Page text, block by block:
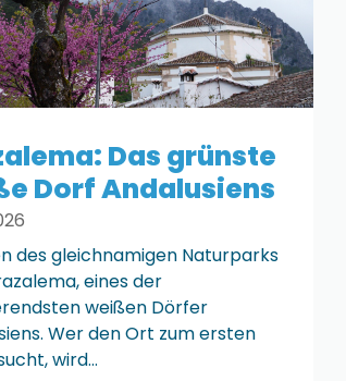
Das grünste
Dorf Andalusiens
des gleichnamigen Naturparks
eines der
weißen Dörfer
Wer den Ort zum ersten
wird…